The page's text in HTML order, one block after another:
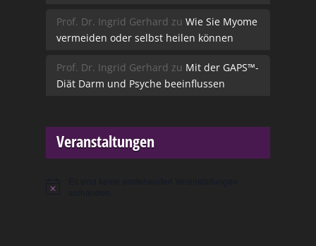
Prof. Dr. Ingrid Gerhard zu Wie Sie Myome
vermeiden oder selbst heilen können
Prof. Dr. Ingrid Gerhard zu Mit der GAPS™-
Diät Darm und Psyche beeinflussen
Veranstaltungen
Hinweis